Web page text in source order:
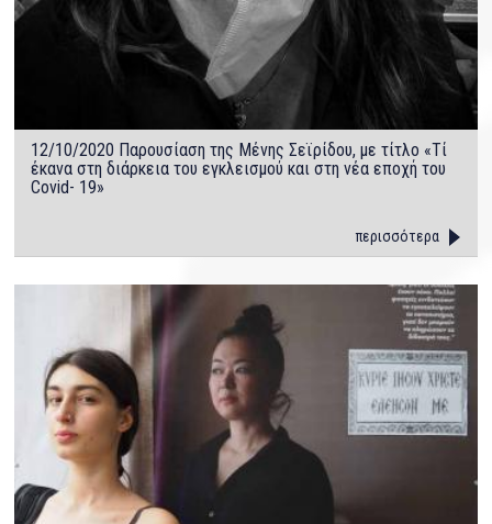
12/10/2020 Παρουσίαση της Μένης Σεϊρίδου, με τίτλο «Τί
έκανα στη διάρκεια του εγκλεισμού και στη νέα εποχή του
Covid- 19»
περισσότερα